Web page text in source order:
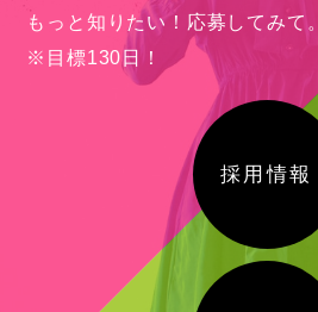
もっと知りたい！応募してみて。
※目標130日！
採用情報